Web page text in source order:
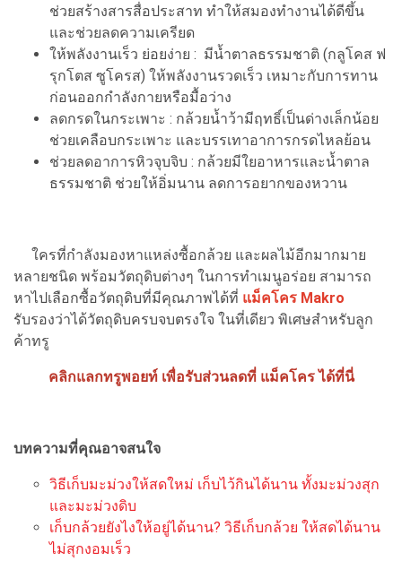
ช่วยสร้างสารสื่อประสาท ทำให้สมองทำงานได้ดีขึ้น
และช่วยลดความเครียด
ให้พลังงานเร็ว ย่อยง่าย : มีน้ำตาลธรรมชาติ (กลูโคส ฟ
รุกโตส ซูโครส) ให้พลังงานรวดเร็ว เหมาะกับการทาน
ก่อนออกกำลังกายหรือมื้อว่าง
ลดกรดในกระเพาะ : กล้วยน้ำว้ามีฤทธิ์เป็นด่างเล็กน้อย
ช่วยเคลือบกระเพาะ และบรรเทาอาการกรดไหลย้อน
ช่วยลดอาการหิวจุบจิบ : กล้วยมีใยอาหารและน้ำตาล
ธรรมชาติ ช่วยให้อิ่มนาน ลดการอยากของหวาน
ใครที่กำลังมองหาแหล่งซื้อกล้วย และผลไม้อีกมากมาย
หลายชนิด พร้อมวัตถุดิบต่างๆ ในการทำเมนูอร่อย สามารถ
หาไปเลือกซื้อวัตถุดิบที่มีคุณภาพได้ที่ แม็คโคร Makro
รับรองว่าได้วัตถุดิบครบจบตรงใจ ในที่เดียว พิเศษสำหรับลูก
ค้าทรู
คลิกแลกทรูพอยท์ เพื่อรับส่วนลดที่ แม็คโคร ได้ที่นี่
บทความที่คุณอาจสนใจ
วิธีเก็บมะม่วงให้สดใหม่ เก็บไว้กินได้นาน ทั้งมะม่วงสุก
และมะม่วงดิบ
เก็บกล้วยยังไงให้อยู่ได้นาน? วิธีเก็บกล้วย ให้สดได้นาน
ไม่สุกงอมเร็ว